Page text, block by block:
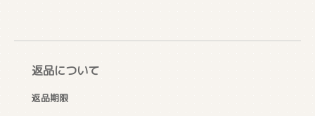
返品について
返品期限